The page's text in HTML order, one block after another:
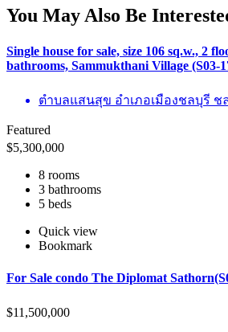
You May Also Be
Single house for sale, size 106 sq.w., 2
bathrooms, Sammukthani Village (S03-
ตำบลแสนสุข อำเภอเมืองชลบุรี ช
Featured
$5,300,000
8 rooms
3 bathrooms
5 beds
Quick view
Bookmark
For Sale condo The Diplomat
$11,500,000